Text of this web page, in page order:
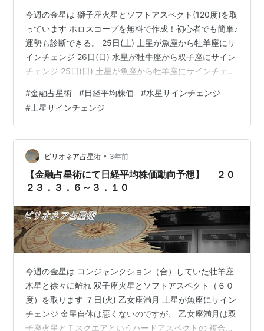
今週の金星は 獅子座火星とソフトアスペクト(120度)を取
っています ホロスコープを無料で作成！初心者でも簡単♪
運勢も診断できる。 25日(土) 土星が魚座から牡羊座にサ
インチェンジ 26日(日) 水星が牡牛座から双子座にサイン
チェンジ 25日(日) 土星が魚座から牡羊座にサインチェン
星とコンジャンクション(合)します 27日(月)が双子座新
月ということもあるので 週末は注意した方がいいかもし
れません ※すみません、２７日は火曜日でした 高揚感を
伴って広がったものが抑制されることは悪くなさそうで
すが どこかに無理なブレーキがかかるかもしれま…
#金融占星術 #日経平均株価 #水星サインチェンジ
#土星サインチェンジ
ビリオネア占星術 • 3年前
【金融占星術にて日経平均株価動向予想】 ２０
２３．３．６～３．１０
今週の金星は コンジャンクション（合）していた牡羊座
木星と徐々に離れ 双子座火星とソフトアスペクト（６０
度）を取ります ７日(火) 乙女座満月 土星が魚座にサイン
チェンジ 金星自体は悪くないのですが、 乙女座満月は双
子座火星とＴスクエアというハードアスペクトの 複合ア